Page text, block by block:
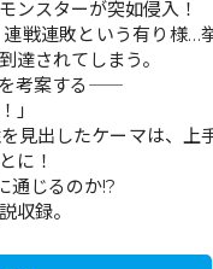
ンスターが突如侵入！
戦連敗という有り様…
達されてしまう。
案する――
」
見出したケーマは、上
に！
通じるのか!?
収録。